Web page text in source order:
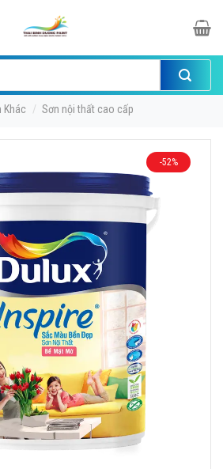
Khác / Sơn nội thất cao cấp
-52%